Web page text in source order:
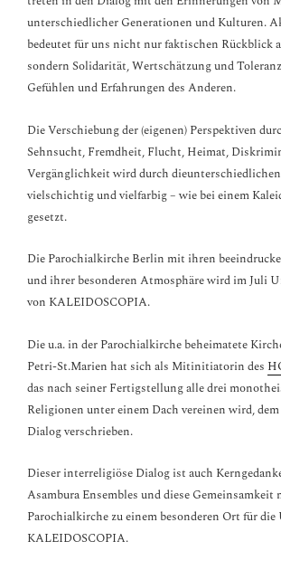
unterschiedlicher Generationen und Kulturen.
bedeutet für uns nicht nur faktischen Rückblick
sondern Solidarität, Wertschätzung und
Gefühlen und Erfahrungen des Anderen.
Die Verschiebung der (eigenen) Perspektiven
Sehnsucht, Fremdheit, Flucht, Heimat,
Vergänglichkeit wird durch
vielschichtig und vielfarbig – wie bei einem
gesetzt.
Die Parochialkirche Berlin mit ihren
und ihrer besonderen Atmosphäre wird im Juli
von KALEIDOSCOPIA.
Die u.a. in der Parochialkirche beheimatete
Petri-St.Marien hat sich als Mitinitiatorin des
das nach seiner Fertigstellung alle drei
Religionen unter einem Dach vereinen wird,
Dialog verschrieben.
Dieser interreligiöse Dialog ist auch
Asambura Ensembles und diese Gemeinsamkeit
Parochialkirche zu einem besonderen Ort für
KALEIDOSCOPIA.